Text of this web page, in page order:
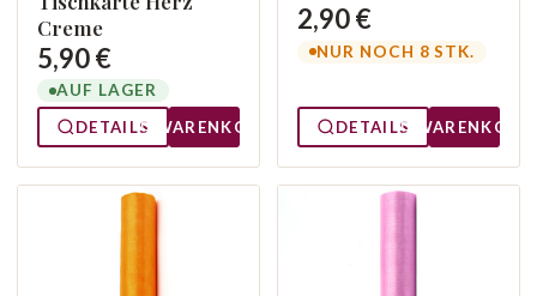
Creme
5,90 €
AUF LAGER
DETAILS
WARENKORB
2,90 €
NUR NOCH 8 STK.
DETAILS WARENKORB